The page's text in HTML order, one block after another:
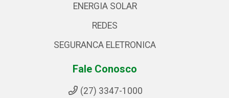
ENERGIA SOLAR
REDES
SEGURANCA ELETRONICA
Fale Conosco
(27) 3347-1000